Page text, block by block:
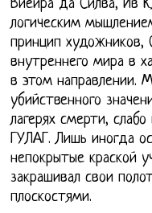
Виейра да Силва, Ив
логическим
принцип художников,
внутреннего мира в
в этом направлении.
убийственного
лагерях смерти,
ГУЛАГ. Лишь иногда
непокрытые краской
закрашивал свои
плоскостями.